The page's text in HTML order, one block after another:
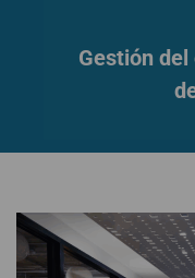
Gestión